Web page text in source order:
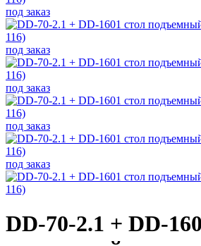
под заказ
под заказ
под заказ
под заказ
под заказ
DD-70-2.1 + DD-